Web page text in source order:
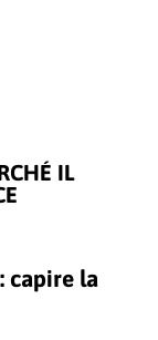
IL
capire la